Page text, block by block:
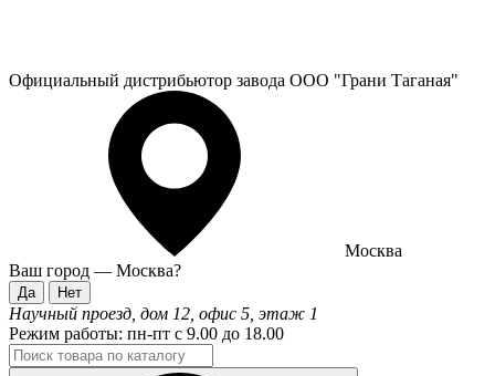
Официальный дистрибьютор завода ООО "Грани Таганая"
Москва
Ваш город — Москва?
Научный проезд, дом 12, офис 5, этаж 1
Режим работы: пн-пт с 9.00 до 18.00